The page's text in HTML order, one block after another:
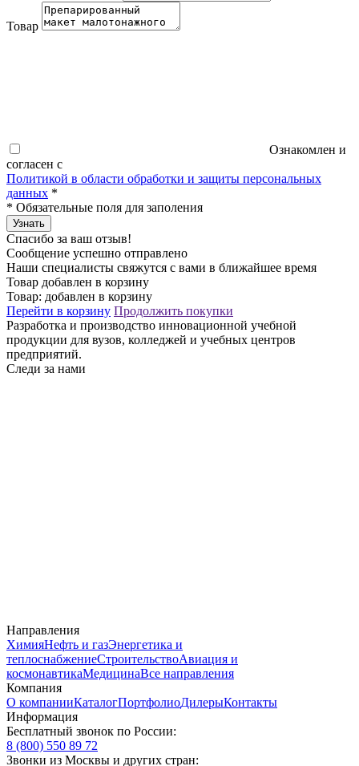
Товар
Ознакомлен и
согласен с
Политикой в области обработки и защиты персональных
данных *
* Обязательные поля для заполения
Узнать
Спасибо за ваш отзыв!
Сообщение успешно отправлено
Наши специалисты свяжутся с вами в ближайшее время
Товар добавлен в корзину
Товар: добавлен в корзину
Перейти в корзину Продолжить покупки
Разработка и производство инновационной учебной
продукции для вузов, колледжей и учебных центров
предприятий.
Следи за нами
Направления
ХимияНефть и газЭнергетика и
теплоснабжениеСтроительствоАвиация и
космонавтикаМедицинаВсе направления
Компания
О компанииКаталогПортфолиоДилерыКонтакты
Информация
Бесплатный звонок по России:
8 (800) 550 89 72
Звонки из Москвы и других стран: